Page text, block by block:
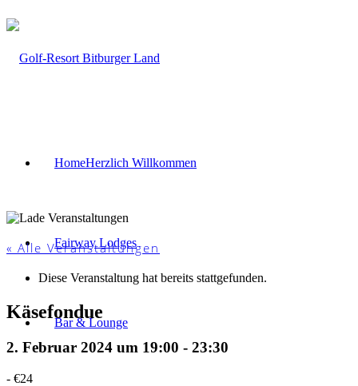
HomeHerzlich Willkommen
Fairway Lodges
Bar & Lounge
« Alle Veranstaltungen
Diese Veranstaltung hat bereits stattgefunden.
Käsefondue
2. Februar 2024 um 19:00 - 23:30
- €24